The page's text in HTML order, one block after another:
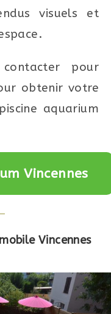
visuels et
pour
obtenir votre
aquarium
Vincennes
Vincennes